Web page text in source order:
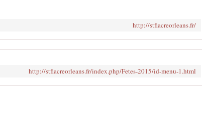
http://stfiacreorleans.fr/
http://stfiacreorleans.fr/index.php/Fetes-2015/id-menu-1.html